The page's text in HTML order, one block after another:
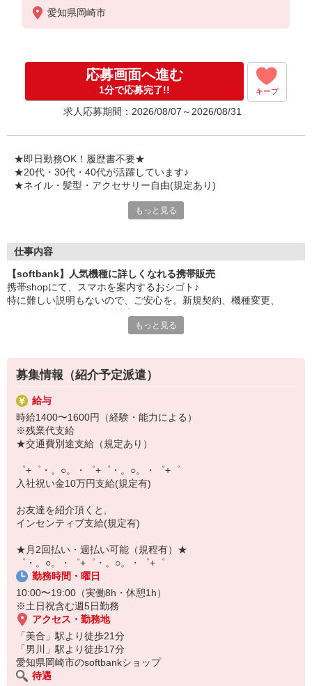
※残業代支給
★交通費別途支給（規定あり）
入社祝い金10万円支給(規定有)
お友達を紹介頂くと,
インセンティブ支給(規定有)
゜・。○。・゜+゜・。○。・゜+゜
愛知県岡崎市
応募画面へ進む
1分で応募完了!! キープ
求人応募期間：2026/08/07～2026/08/31
★即日勤務OK！履歴書不要★
★20代・30代・40代が活躍しています♪
★ネイル・髪型・アクセサリー自由(規定あり)
シエロのスタッフは9割が未経験スタート。
ずっと先まで役に立ちます！
丁寧な研修もあるので、
みなさんから働きやすいと好評です♪
最新アプリ事情やお得なプラン、
スマホの裏ワザを学べるチャンス♪
￣￣￣￣￣￣￣￣￣￣￣
▼オフィスワーク
事務、経理、データ入力、コールセンター、受付
▼工場・製造・軽作業系
機械/食品製造・梱包・仕分け・加工・組立・検査
▼美容系
眉毛サロンのアイブロウ・ネイリスト・エステ
▼営業・販売
法人営業・アパレル販売・個別指導塾・人材紹介
▼人気案件も多数♪
短期・期間限定・オープニング・官公庁案件
上場/優良/大手企業など
【スマホ面接実施中】
￣￣￣￣￣￣￣￣￣
自宅に居ながらスマホでカンタン面接OK！
オンライン面談なのでスピード対応。
もっと見る
仕事内容
【softbank】人気機種に詳しくなれる携帯販売
携帯shopにて、スマホを案内するおシゴト♪
特に難しい説明もないので、ご安心を。新規契約、機種変更、
満足度◎
■携帯やインターネット販売業務
docomo(ドコモ)/au(エーユー)・KDDI/softbank(ソフトバンク)など
の大手キャリアから
ワイモバイル(Y!mobille)、楽天モバイル、UQなど格安スマホまで幅
広く紹介可能♪
もっと見る
募集情報（紹介予定派遣）
給与
時給1400〜1600円（経験・能力による）
※残業代支給
★交通費別途支給（規定あり）
゜+゜・。○。・゜+゜・。○。・゜+゜
入社祝い金10万円支給(規定有)
お友達を紹介頂くと,
インセンティブ支給(規定有)
★月2回払い・週払い可能（規程有）★
゜・。○。・゜+゜・。○。・゜+゜
勤務時間・曜日
10:00〜19:00（実働8h・休憩1h）
※土日祝含む週5日勤務
アクセス・勤務地
「美合」駅より徒歩21分
「男川」駅より徒歩17分
愛知県岡崎市のsoftbankショップ
待遇